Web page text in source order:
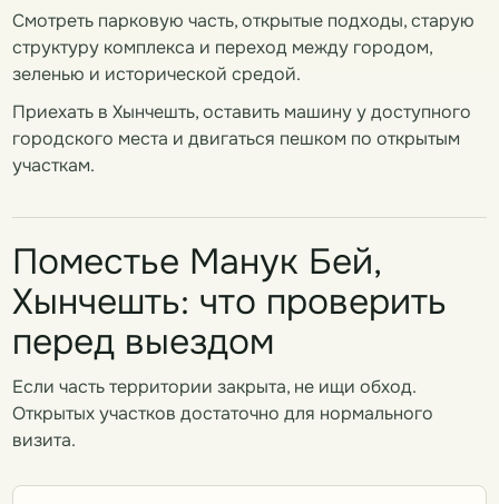
Смотреть парковую часть, открытые подходы, старую
структуру комплекса и переход между городом,
зеленью и исторической средой.
Приехать в Хынчешть, оставить машину у доступного
городского места и двигаться пешком по открытым
участкам.
Поместье Манук Бей,
Хынчешть: что проверить
перед выездом
Если часть территории закрыта, не ищи обход.
Открытых участков достаточно для нормального
визита.